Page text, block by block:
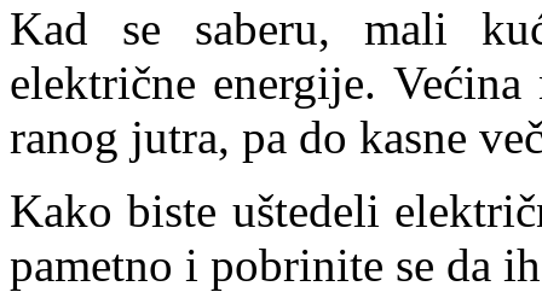
Kad se saberu, mali
električne energije.
ranog jutra, pa do kasne
Kako biste uštedeli
pametno i pobrinite se da